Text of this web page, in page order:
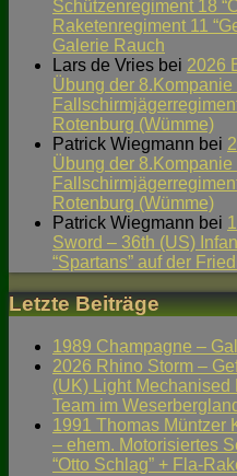
Schützenregiment 18
Raketenregiment 11
Galerie Rauch
Lars de Vries bei 2026
Übung der 8.Kompanie
Rotenburg (Wümme)
Patrick Wiegmann bei
Übung der 8.Kompanie
Rotenburg (Wümme)
Patrick Wiegmann bei
Sword – 36th (US)
“Spartans” auf der
Letzte Beiträge
1989 Champagne –
2026 Rhino Storm –
(UK) Light Mechanised
Team im
1991 Thomas Müntzer
– ehem. Motorisiertes
“Otto Schlag” + Fla-